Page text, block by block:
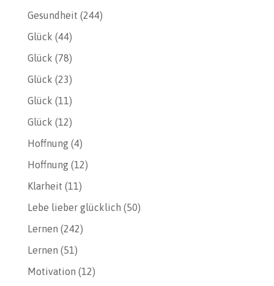
Gesundheit (244)
Glück (44)
Glück (78)
Glück (23)
Glück (11)
Glück (12)
Hoffnung(4)
Hoffnung(12)
Klarheit (11)
Lebe lieber glücklich (50)
Lernen (242)
Lernen (51)
Motivation (12)